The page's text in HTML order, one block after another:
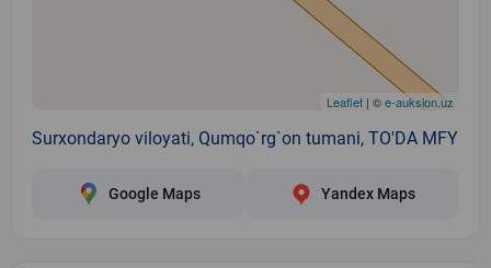
Leaflet | ©e-auksion.uz
Surxondaryo viloyati, Qumqo`rg`on tumani, TO'DA MFY
Google Maps Yandex Maps